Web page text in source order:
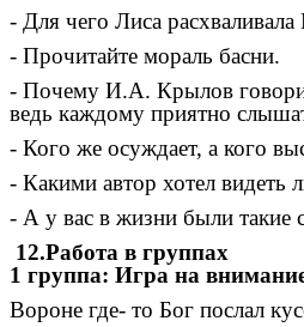
- Для чего Лиса
- Прочитайте мораль басни.
- Почему И.А. Крылов
ведь каждому приятно
- Кого же осуждает, а кого
- Какими автор хотел видеть
- А у вас в жизни были такие
12.Работа в группах
1 группа: Игра на
Вороне где- то Бог послал